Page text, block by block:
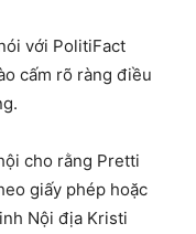
với PolitiFact
cấm rõ ràng điều
cho rằng Pretti
giấy phép hoặc
Nội địa Kristi